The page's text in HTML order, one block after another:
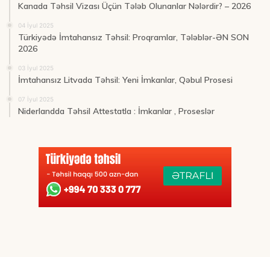
Kanada Təhsil Vizası Üçün Tələb Olunanlar Nələrdir? – 2026
04 İyul 2025
Türkiyədə İmtahansız Təhsil: Proqramlar, Tələblər-ƏN SON
2026
03 İyul 2025
İmtahansız Litvada Təhsil: Yeni İmkanlar, Qəbul Prosesi
07 İyul 2025
Niderlandda Təhsil Attestatla : İmkanlar , Proseslər